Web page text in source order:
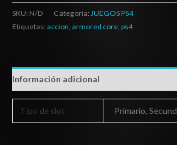
SKU: N/D Categoría: JUEGOS PS4
Etiquetas: accion, armored core, ps4
Información adicional
Tipo de slot Primario,